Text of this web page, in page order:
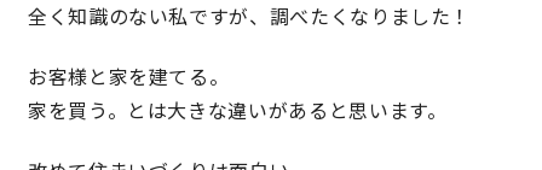
nattoku住宅 10のこだわり
理想の暮らしを引き出すデザイン力
全く知識のない私ですが、調べたくなりました！
お客様と家を建てる。
家を買う。とは大きな違いがあると思います。